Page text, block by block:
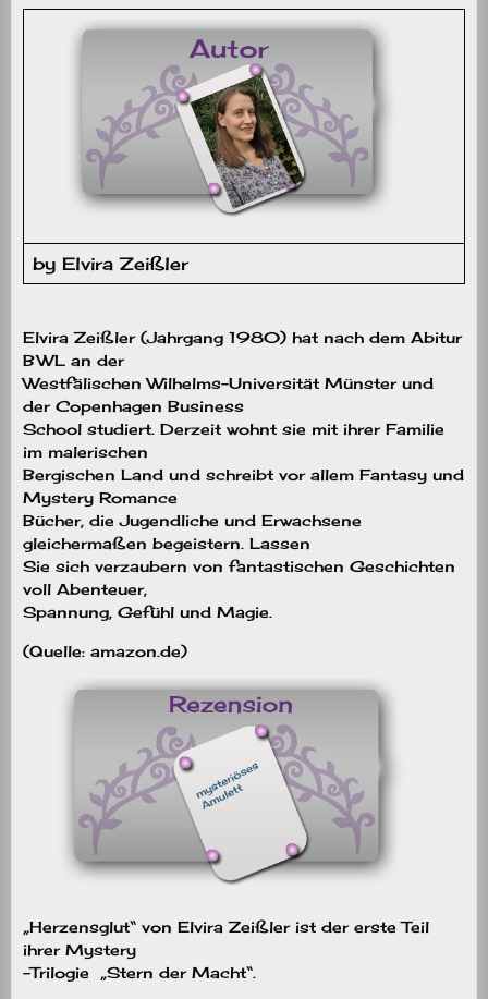
by Elvira Zeißler
Elvira Zeißler (Jahrgang 1980) hat nach dem Abitur
BWL an der
Westfälischen Wilhelms-Universität Münster und
der Copenhagen Business
School studiert. Derzeit wohnt sie mit ihrer Familie
im malerischen
Bergischen Land und schreibt vor allem Fantasy und
Mystery Romance
Bücher, die Jugendliche und Erwachsene
gleichermaßen begeistern. Lassen
Sie sich verzaubern von fantastischen Geschichten
voll Abenteuer,
Spannung, Gefühl und Magie.
(Quelle: amazon.de)
„Herzensglut“ von Elvira Zeißler ist der erste Teil
ihrer Mystery
-Trilogie
„Stern der Macht“.